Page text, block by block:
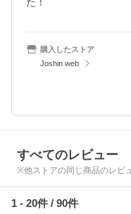
購入したストア
Joshin web
すべてのレビュー
※他ストアの同じ商品のレビ
1 - 20件 / 90件